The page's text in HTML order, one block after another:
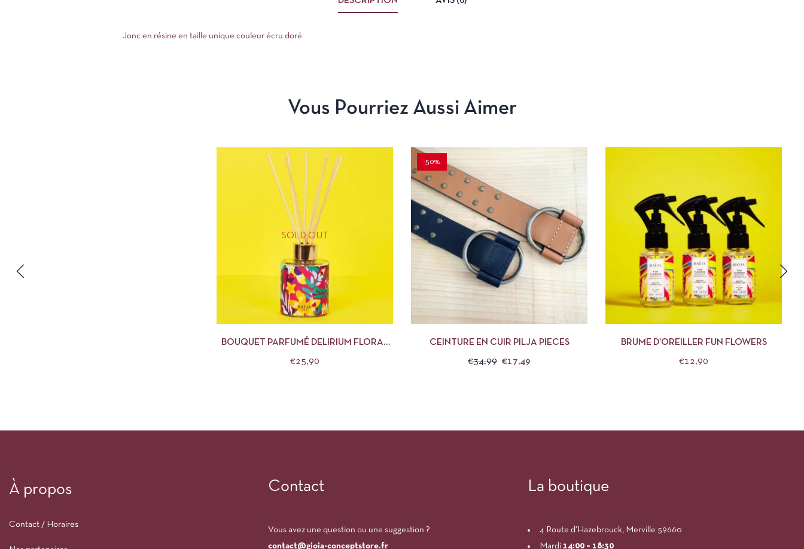
Jonc en résine en taille unique couleur écru doré
Vous Pourriez Aussi Aimer
SOLD OUT
APERÇU LIRE LA SUITE
BOUQUET PARFUMÉ DELIRIUM FLORAL
€25,90
-50%
CEINTURE EN CUIR PILJA PIECES
€34,99 €17,49
APERÇU
BRUME D’OREILLER FUN FLOWERS
€12,90
À propos
Contact / Horaires
Contact
Vous avez une question ou une suggestion ?
contact@gioia-conceptstore.fr
La boutique
4 Route d’Hazebrouck, Merville 59660
Mardi 14:00– 18:30